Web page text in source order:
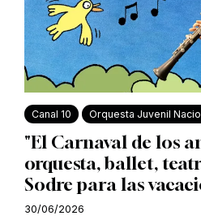
Canal 10 Orquesta Juvenil
"El Carnaval de los
orquesta, ballet,
Sodre para las
30/06/2026